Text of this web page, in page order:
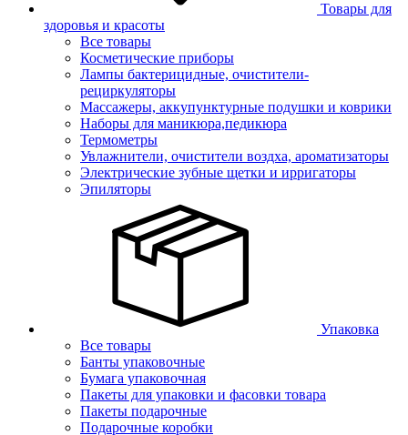
Товары для
здоровья и красоты
Все товары
Косметические приборы
Лампы бактерицидные, очистители-
рециркуляторы
Массажеры, аккупунктурные подушки и коврики
Наборы для маникюра,педикюра
Термометры
Увлажнители, очистители воздха, ароматизаторы
Электрические зубные щетки и ирригаторы
Эпиляторы
Упаковка
Все товары
Банты упаковочные
Бумага упаковочная
Пакеты для упаковки и фасовки товара
Пакеты подарочные
Подарочные коробки